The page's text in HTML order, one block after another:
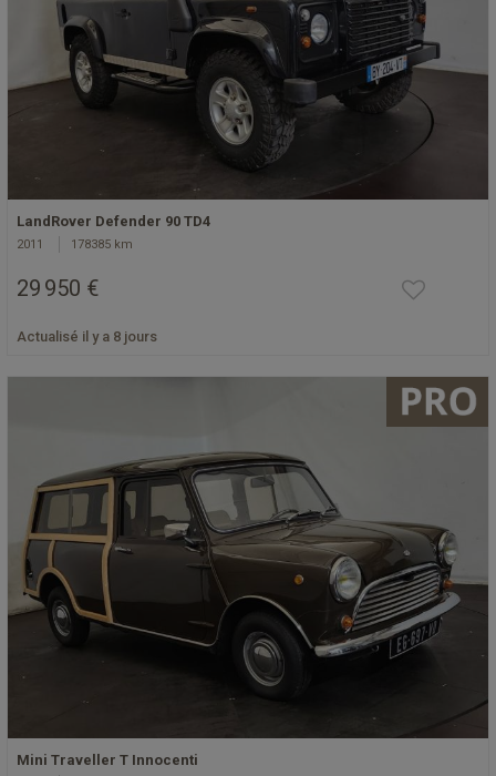
LandRover Defender 90 TD4
2011 178385 km
29 950 €
Actualisé il y a 8 jours
Mini Traveller T Innocenti